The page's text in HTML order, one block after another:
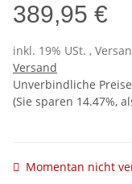
389,95 €
inkl. 19% USt. ,
Versand
Unverbindliche
(Sie sparen 14.47%,
Momentan nicht